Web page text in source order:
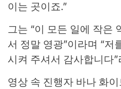
이는 곳이죠.”
그는 “이 모든 일에 작은
서 정말 영광”이라며 “저
시켜 주셔서 감사합니다
영상 속 진행자 바나 화